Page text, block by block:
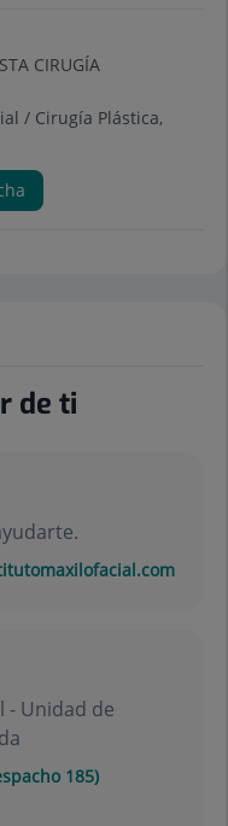
CIRUGÍA
/ Cirugía Plástica,
de ti
- Unidad de
185)